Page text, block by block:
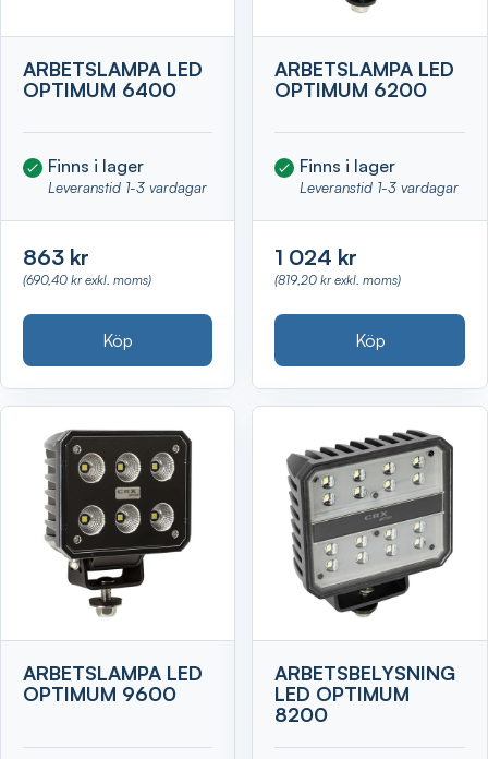
ARBETSLAMPA LED
OPTIMUM 6400
Finns i lager
Leveranstid 1-3 vardagar
863 kr
(690,40 kr exkl. moms)
Köp
ARBETSLAMPA LED
OPTIMUM 6200
Finns i lager
Leveranstid 1-3 vardagar
1 024 kr
(819,20 kr exkl. moms)
Köp
ARBETSLAMPA LED
OPTIMUM 9600
ARBETSBELYSNING
LED OPTIMUM
8200